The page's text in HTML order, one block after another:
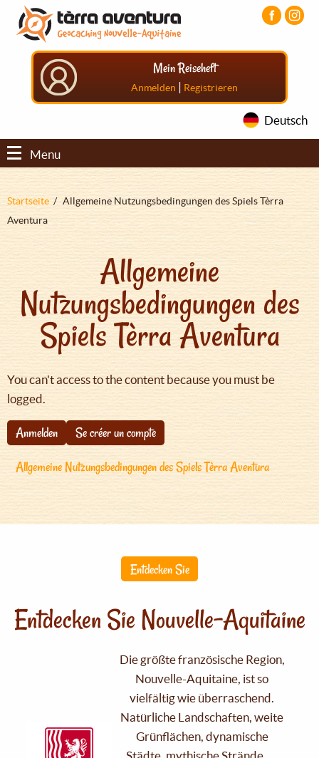
Direkt
zum
Inhalt
Aller
menu
principal
Aller
pied
Mein Reiseheft
Anmelden | Registrieren
Deutsch
Menu
Pfadnavigation
Startseite
Allgemeine Nutzungsbedingungen des Spiels Tèrra
Aventura
Allgemeine
Nutzungsbedingungen des
Spiels Tèrra Aventura
You can't access to the content because you must be
logged.
Anmelden
Se créer un compte
Allgemeine Nutzungsbedingungen des Spiels Tèrra Aventura
Entdecken Sie
Entdecken Sie Nouvelle-Aquitaine
Die größte französische Region,
Nouvelle-Aquitaine, ist so
vielfältig wie überraschend.
Natürliche Landschaften, weite
Grünflächen, dynamische